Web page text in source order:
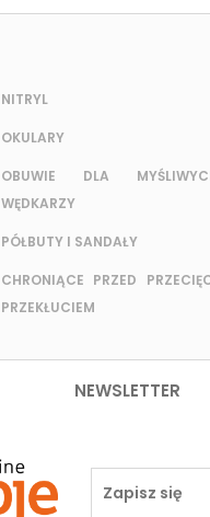
NITRYL
OKULARY
OBUWIE DLA
WĘDKARZY
PÓŁBUTY I SANDAŁY
CHRONIĄCE PRZED
PRZEKŁUCIEM
NEWSLETTER